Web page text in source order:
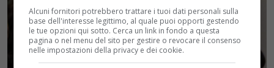
Alcuni fornitori potrebbero trattare i tuoi dati personali sulla
base dell'interesse legittimo, al quale puoi opporti gestendo
le tue opzioni qui sotto. Cerca un link in fondo a questa
pagina o nel menu del sito per gestire o revocare il consenso
nelle impostazioni della privacy e dei cookie.